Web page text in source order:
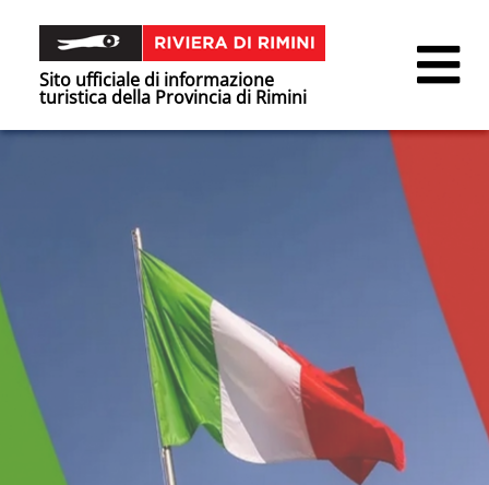
Sito ufficiale di informazione
turistica della Provincia di Rimini